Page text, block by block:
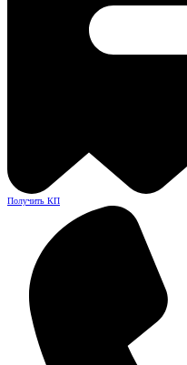
Получить КП